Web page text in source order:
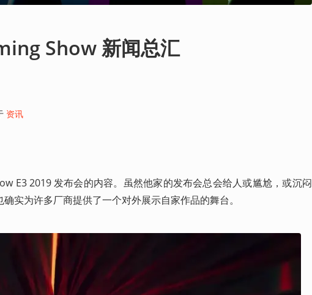
Show 新闻总汇
资讯
E3 2019 发布会的内容。虽然他家的发布会总会给人或尴尬，或沉闷
实为许多厂商提供了一个对外展示自家作品的舞台。